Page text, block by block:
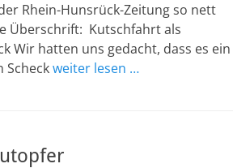
Rhein-Hunsrück-Zeitung so nett
Überschrift: Kutschfahrt als
Wir hatten uns gedacht, dass es ein
Scheckweiter lesen …